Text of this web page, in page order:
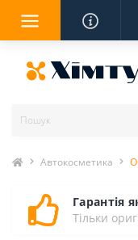
Автокосметика
Гарантія
Тільки